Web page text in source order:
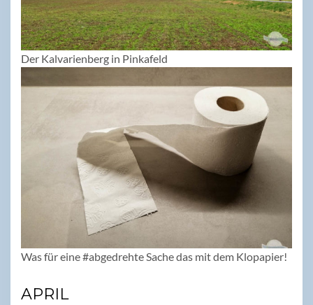
Der Kalvarienberg in Pinkafeld
Was für eine #abgedrehte Sache das mit dem Klopapier!
APRIL